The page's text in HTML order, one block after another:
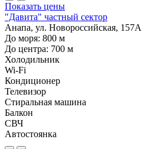
Показать цены
"Давита" частный сектор
Анапа, ул. Новороссийская, 157А
До моря: 800 м
До центра: 700 м
Холодильник
Wi-Fi
Кондиционер
Телевизор
Стиральная машина
Балкон
СВЧ
Автостоянка